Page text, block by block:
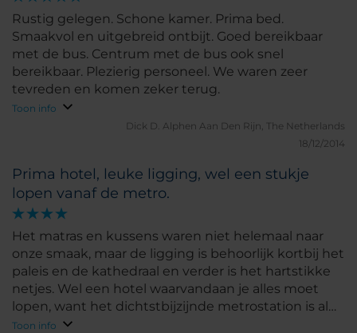
Rustig gelegen. Schone kamer. Prima bed.
Smaakvol en uitgebreid ontbijt. Goed bereikbaar
met de bus. Centrum met de bus ook snel
bereikbaar. Plezierig personeel. We waren zeer
tevreden en komen zeker terug.
Toon info
Dick D. Alphen Aan Den Rijn, The Netherlands
18/12/2014
Prima hotel, leuke ligging, wel een stukje
lopen vanaf de metro.
Het matras en kussens waren niet helemaal naar
onze smaak, maar de ligging is behoorlijk kortbij het
paleis en de kathedraal en verder is het hartstikke
netjes. Wel een hotel waarvandaan je alles moet
lopen, want het dichtstbijzijnde metrostation is al
gauw 10 minuutjes wandelen (en dan ben je te voet
Toon info